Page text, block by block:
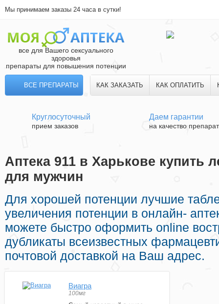
Мы принимаем заказы 24 часа в сутки!
все для Вашего сексуального
здоровья
препараты для повышения потенции
ВСЕ ПРЕПАРАТЫ КАК ЗАКАЗАТЬ КАК ОПЛАТИТЬ
Круглосуточный
прием заказов
Даем гарантии
на качество
Аптека 911 в Харькове купить
для мужчин
Для хорошей потенции лучшие
увеличения потенции в онлайн-
можете быстро оформить online
дубликаты всеизвестных
почтовой доставкой на Ваш адрес.
Виагра
100мг